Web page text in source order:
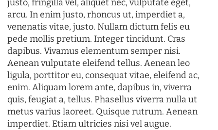
justo, fringilla vel, aliquet nec, vulputate eget,
arcu. In enim justo, rhoncus ut, imperdiet a,
venenatis vitae, justo. Nullam dictum felis eu
pede mollis pretium. Integer tincidunt. Cras
dapibus. Vivamus elementum semper nisi.
Aenean vulputate eleifend tellus. Aenean leo
ligula, porttitor eu, consequat vitae, eleifend ac,
enim. Aliquam lorem ante, dapibus in, viverra
quis, feugiat a, tellus. Phasellus viverra nulla ut
metus varius laoreet. Quisque rutrum. Aenean
imperdiet. Etiam ultricies nisi vel augue.